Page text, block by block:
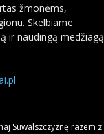
žmonėms,
Skelbiame
ir naudingą medžiagą
Suwalszczyznę razem z